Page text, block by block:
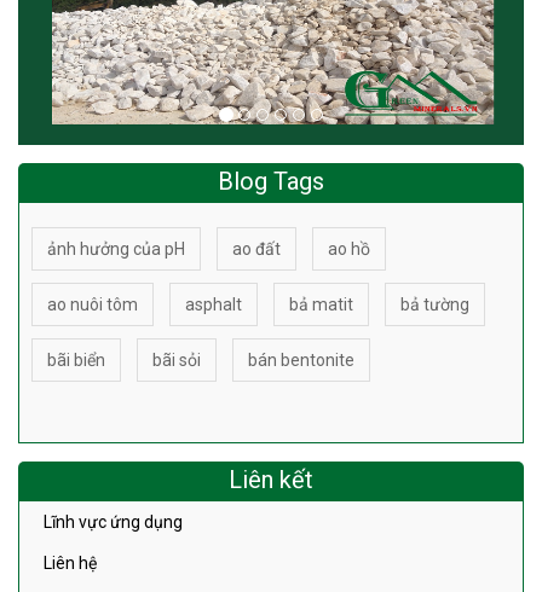
Blog Tags
ảnh hưởng của pH ao đất ao hồ
ao nuôi tôm asphalt bả matit bả tường
bãi biển bãi sỏi bán bentonite
Liên kết
Lĩnh vực ứng dụng
Liên hệ